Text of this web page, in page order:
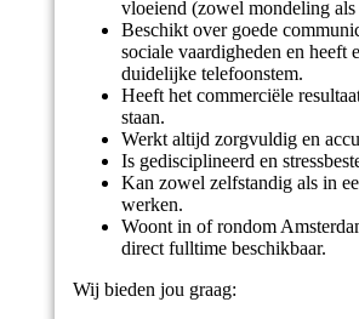
vloeiend (zowel mondeling
Beschikt over goede
sociale vaardigheden en heeft
duidelijke telefoonstem.
Heeft het commerciële
staan.
Werkt altijd zorgvuldig en
Is gedisciplineerd en
Kan zowel zelfstandig als in
werken.
Woont in of rondom
direct fulltime beschikbaar.
Wij bieden jou graag: